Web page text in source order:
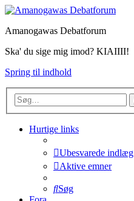
Amanogawas Debatforum
Ska' du sige mig imod? KIAIIII!
Spring til indhold
Hurtige links
Ubesvarede indlæg
Aktive emner
Søg